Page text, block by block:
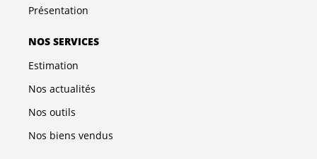
Présentation
NOS SERVICES
Estimation
Nos actualités
Nos outils
Nos biens vendus